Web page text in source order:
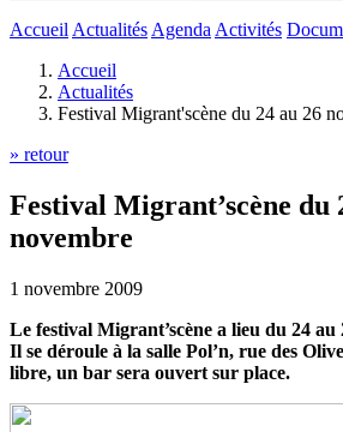
Accueil Actualités Agenda Activités
Accueil
Actualités
Festival Migrant'scène du 24 au 26
» retour
Festival Migrant’scène du
novembre
1 novembre 2009
Le festival Migrant’scène a lieu du 24 au
Il se déroule à la salle Pol’n, rue des
libre, un bar sera ouvert sur place.